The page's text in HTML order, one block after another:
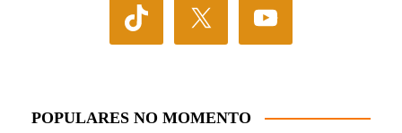
POPULARES NO MOMENTO